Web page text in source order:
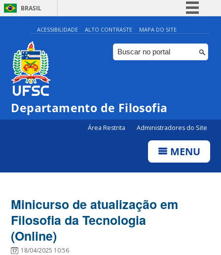
BRASIL
Simplifique!
Comunica BR
Participe
Canais
ACESSIBILIDADE ALTO CONTRASTE MAPA DO SITE
Departamento de Filosofia
Área Restrita Administradores do Site
MENU
Minicurso de atualização em
Filosofia da Tecnologia
(Online)
18/04/2025 10:56